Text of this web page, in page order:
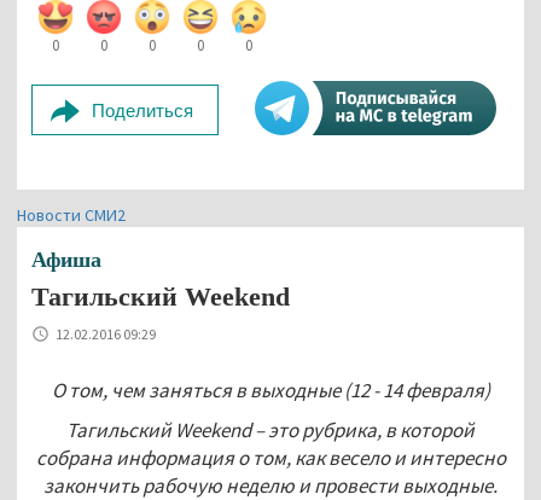
0 0 0 0 0
Поделиться
Новости СМИ2
Афиша
Тагильский Weekеnd
12.02.2016 09:29
О том, чем заняться в выходные (12 - 14 февраля)
ТагильскийWeekend – это рубрика, в которой
собрана информация о том, как весело и интересно
закончить рабочую неделю и провести выходные.